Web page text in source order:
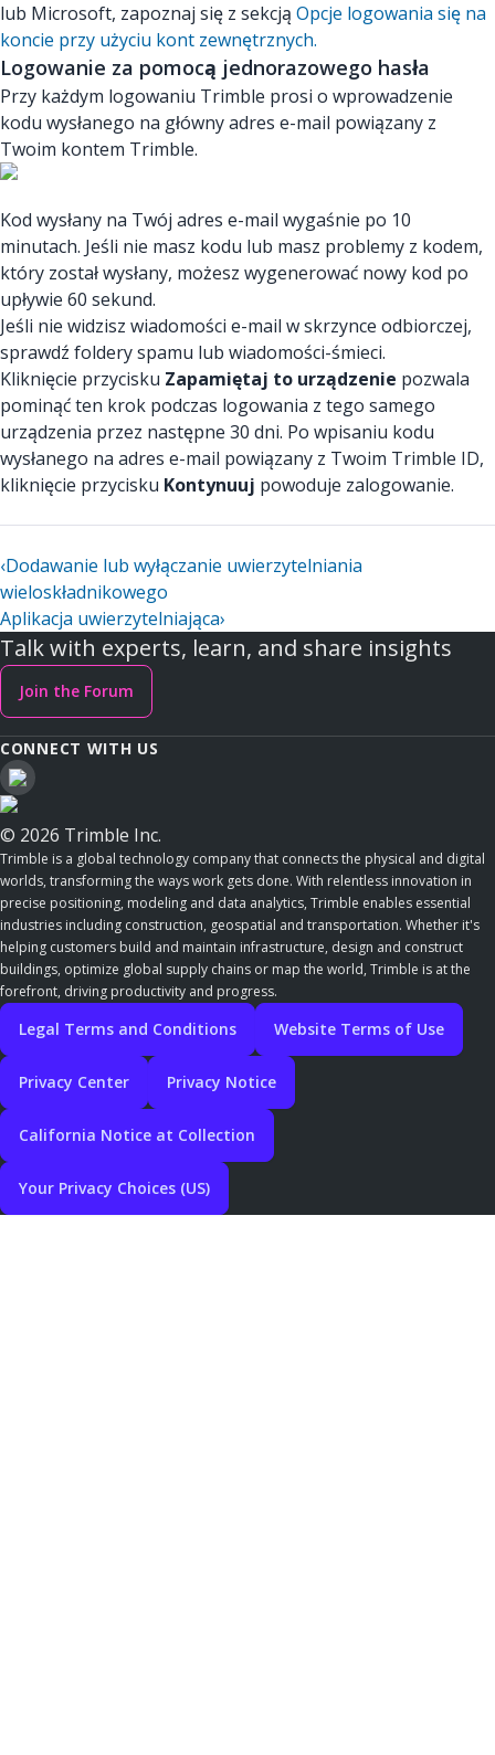
lub Microsoft, zapoznaj się z sekcją Opcje logowania się na
koncie przy użyciu kont zewnętrznych.
Logowanie za pomocą jednorazowego hasła
Przy każdym logowaniu Trimble prosi o wprowadzenie
kodu wysłanego na główny adres e-mail powiązany z
Twoim kontem Trimble.
Kod wysłany na Twój adres e-mail wygaśnie po 10
minutach. Jeśli nie masz kodu lub masz problemy z kodem,
który został wysłany, możesz wygenerować nowy kod po
upływie 60 sekund.
Jeśli nie widzisz wiadomości e-mail w skrzynce odbiorczej,
sprawdź foldery spamu lub wiadomości-śmieci.
Kliknięcie przycisku Zapamiętaj to urządzenie pozwala
pominąć ten krok podczas logowania z tego samego
urządzenia przez następne 30 dni. Po wpisaniu kodu
wysłanego na adres e-mail powiązany z Twoim Trimble ID,
kliknięcie przycisku Kontynuuj powoduje zalogowanie.
‹Dodawanie lub wyłączanie uwierzytelniania
wieloskładnikowego
Aplikacja uwierzytelniająca›
Talk with experts, learn, and share insights
Join the Forum
CONNECT WITH US
© 2026 Trimble Inc.
Trimble is a global technology company that connects the physical and digital
worlds, transforming the ways work gets done. With relentless innovation in
precise positioning, modeling and data analytics, Trimble enables essential
industries including construction, geospatial and transportation. Whether it's
helping customers build and maintain infrastructure, design and construct
buildings, optimize global supply chains or map the world, Trimble is at the
forefront, driving productivity and progress.
Legal Terms and Conditions Website Terms of Use
Privacy Center Privacy Notice
California Notice at Collection
Your Privacy Choices (US)